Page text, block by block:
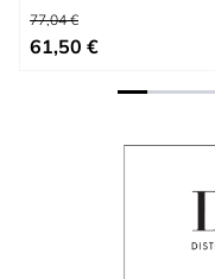
Precio habitual
77,04 €
Precio especial
61,50 €